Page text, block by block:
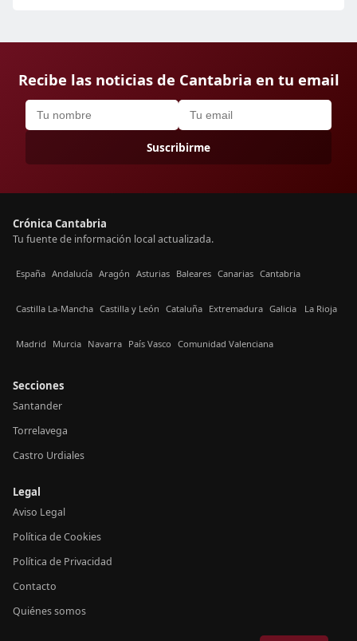
Recibe las noticias de Cantabria en tu email
Suscribirme
Crónica Cantabria
Tu fuente de información local actualizada.
España Andalucía Aragón Asturias Baleares Canarias Cantabria
Castilla La-Mancha Castilla y León Cataluña Extremadura Galicia La Rioja
Madrid Murcia Navarra País Vasco Comunidad Valenciana
Secciones
Santander
Torrelavega
Castro Urdiales
Legal
Aviso Legal
Política de Cookies
Política de Privacidad
Contacto
Quiénes somos